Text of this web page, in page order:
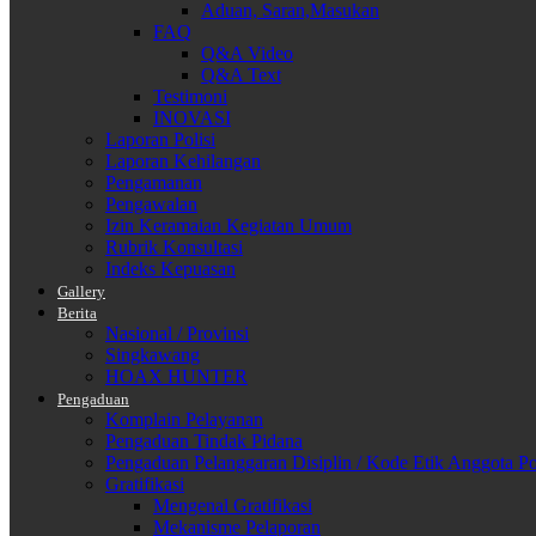
Aduan, Saran,Masukan
FAQ
Q&A Video
Q&A Text
Testimoni
INOVASI
Laporan Polisi
Laporan Kehilangan
Pengamanan
Pengawalan
Izin Keramaian Kegiatan Umum
Rubrik Konsultasi
Indeks Kepuasan
Gallery
Berita
Nasional / Provinsi
Singkawang
HOAX HUNTER
Pengaduan
Komplain Pelayanan
Pengaduan Tindak Pidana
Pengaduan Pelanggaran Disiplin / Kode Etik Anggota
Gratifikasi
Mengenal Gratifikasi
Mekanisme Pelaporan